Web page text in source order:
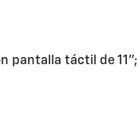
pantalla táctil de 11";